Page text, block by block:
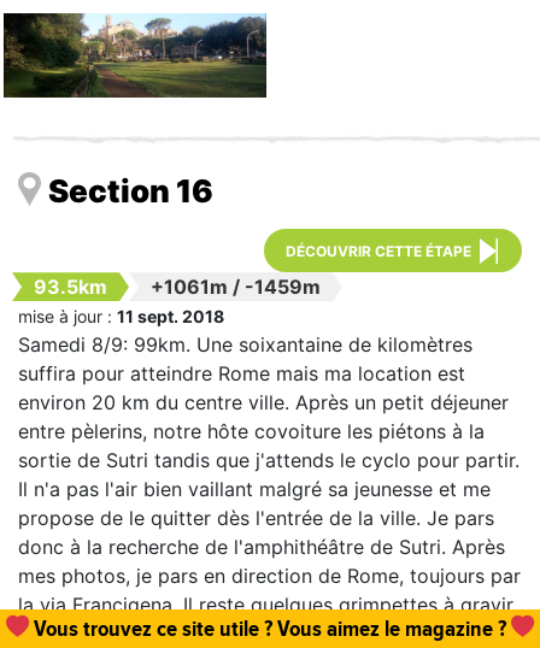
Section 16
DÉCOUVRIR CETTE ÉTAPE
93.5km +1061m / -1459m
mise à jour : 11 sept. 2018
Samedi 8/9: 99km. Une soixantaine de kilomètres
suffira pour atteindre Rome mais ma location est
environ 20 km du centre ville. Après un petit déjeuner
entre pèlerins, notre hôte covoiture les piétons à la
sortie de Sutri tandis que j'attends le cyclo pour partir.
Il n'a pas l'air bien vaillant malgré sa jeunesse et me
propose de le quitter dès l'entrée de la ville. Je pars
donc à la recherche de l'amphithéâtre de Sutri. Après
mes photos, je pars en direction de Rome, toujours par
la via Francigena. Il reste quelques grimpettes à gravir
même si le profil général est descendant. Notamment
Vous trouvez ce site utile ? Vous aimez le magazine ?